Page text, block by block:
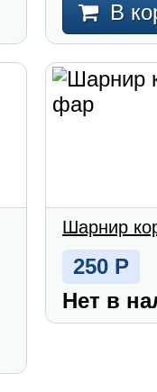
В
Шарнир
250 Р
Нет в